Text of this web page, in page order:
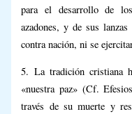
para el desarrollo de
azadones, y de sus
contra nación, ni se
5. La tradición cristiana
«nuestra paz» (Cf.
través de su muerte y